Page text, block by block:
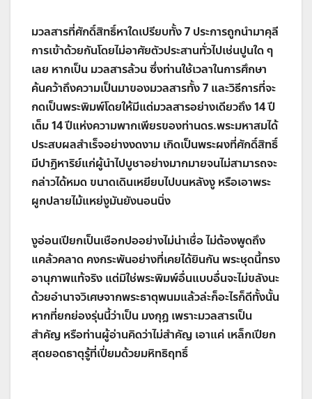
มวลสารที่ศักดิ์สิทธิ์หาใดเปรียบทั้ง 7 ประการถูกนำมาคุลี
การเข้าด้วยกันโดยไม่อาศัยตัวประสานทั่วไปเช่นปูนใด ๆ
เลย หากเป็น มวลสารล้วน ซึ่งท่านใช้เวลาในการศึกษา
ค้นคว้าถึงความเป็นมาของมวลสารทั้ง 7 และวิธีการที่จะ
กดเป็นพระพิมพ์โดยให้มีแต่มวลสารอย่างเดียวถึง 14 ปี
เต็ม 14 ปีแห่งความพากเพียรของท่านดร.พระมหาสมได้
ประสบผลสำเร็จอย่างงดงาม เกิดเป็นพระผงที่ศักดิ์สิทธิ์
มีปาฏิหาริย์แก่ผู้นำไปบูชาอย่างมากมายจนไม่สามารถจะ
กล่าวได้หมด ขนาดเดินเหยียบไปบนหลังงู หรือเอาพระ
ผูกปลายไม้แหย่งูมันยังนอนนิ่ง
งูอ่อนเปียกเป็นเชือกปออย่างไม่น่าเชื่อ ไม่ต้องพูดถึง
แคล้วคลาด คงกระพันอย่างที่เคยได้ยินกัน พระชุดนี้ทรง
อานุภาพแท้จริง แต่มิใช่พระพิมพ์อื่นแบบอื่นจะไม่ขลังนะ
ด้วยอำนาจวิเศษจากพระธาตุพนมแล้วล่ะก็อะไรก็ดีทั้งนั้น
หากที่ยกย่องรุ่นนี้ว่าเป็น มงกุฎ เพราะมวลสารเป็น
สำคัญ หรือท่านผู้อ่านคิดว่าไม่สำคัญ เอาแค่ เหล็กเปียก
สุดยอดธาตุรู้ที่เปี่ยมด้วยมหิทธิฤทธิ์